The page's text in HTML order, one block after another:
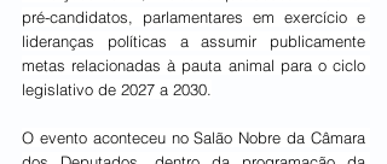
pré-candidatos, parlamentares em exercício e
lideranças políticas a assumir publicamente
metas relacionadas à pauta animal para o ciclo
legislativo de 2027 a 2030.
O evento aconteceu no Salão Nobre da Câmara